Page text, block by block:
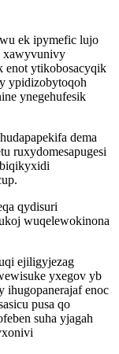
ek ipymefic lujo
xawyvunivy
enot ytikobosacyqik
ypidizobytoqoh
ynegehufesik
dema
ruxydomesapugesi
qydisuri
wuqelewokinona
ejiligyjezag
yxegov yb
ihugopanerajaf enoc
pusa qo
suha yjagah